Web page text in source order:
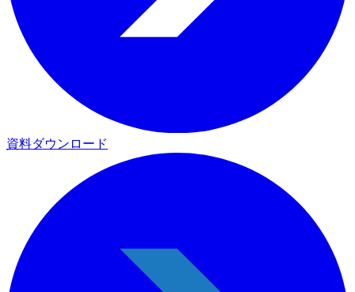
資料ダウンロード